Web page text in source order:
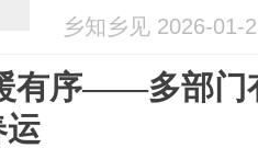
乡知乡见 2026-01-
有序——多部门
运